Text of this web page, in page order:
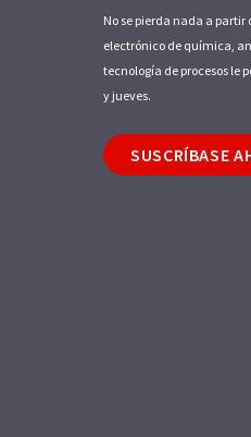
No se pierda nada a
electrónico de química,
tecnología de procesos le
y jueves.
SUSCRÍBASE